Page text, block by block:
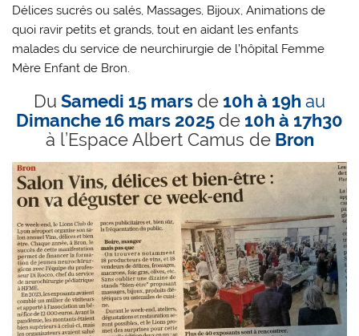
Délices sucrés ou salés, Massages, Bijoux, Animations de
quoi ravir petits et grands, tout en aidant les enfants
malades du service de neurchirurgie de l’hôpital Femme
Mère Enfant de Bron.
Du Samedi 15 mars de 10h à 19h au
Dimanche 16 mars 2025 de 10h à 17h30
à l’Espace Albert Camus deBron